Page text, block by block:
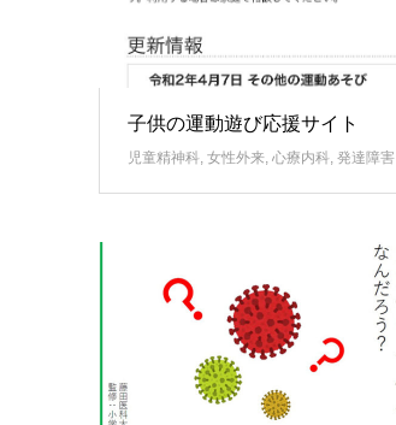
子供の運動遊び応援サイト
児童精神科, 女性外来, 心療内科, 発達障害